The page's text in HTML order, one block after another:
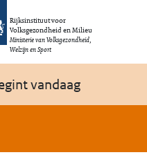
Rijksinstituut voor
Volksgezondheid en Milieu
Ministerie van Volksgezondheid,
Welzijn en Sport
vandaag